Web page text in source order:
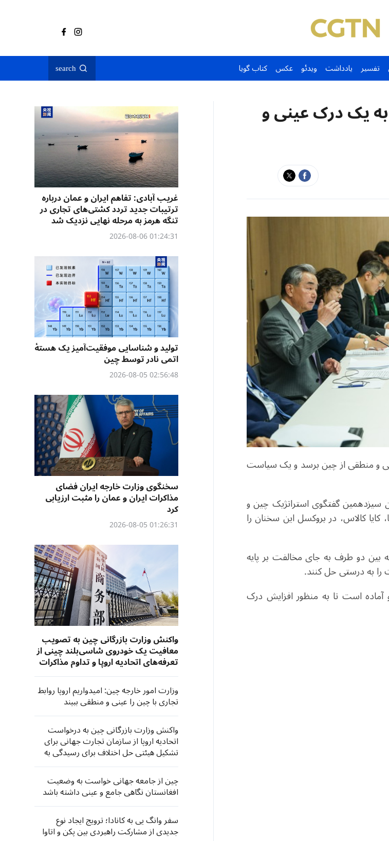
تفسیر یادداشت ویدئو عکس کتاب گویا search
به یک درک عینی و
و منطقی از چین برسد و یک سیاست
گفتگوی استراتژیک چین و
کایا کالاس، در بروکسل این سخنان را
بین دو طرف به جای مخالفت بر پایه
را به درستی حل کنند.
است تا به منظور افزایش درک
غریب آبادی: تفاهم ایران و عمان درباره
ترتیبات جدید تردد کشتی‌های تجاری در
تنگه هرمز به مرحله نهایی نزدیک شد
01:24:31 2026-08-06
تولید و شناسایی موفقیت‌آمیز یک هستهٔ
اتمی نادر توسط چین
02:56:48 2026-08-05
سخنگوی وزارت خارجه ایران فضای
مذاکرات ایران و عمان را مثبت ارزیابی
کرد
01:26:31 2026-08-05
واکنش وزارت بازرگانی چین به تصویب
معافیت یک خودروی شاسی‌بلند چینی از
تعرفه‌های اتحادیه اروپا و تداوم مذاکرات
تجاری با آمریکا
وزارت امور خارجه چین: امیدواریم اروپا روابط
تجاری با چین را عینی و منطقی ببیند
واکنش وزارت بازرگانی چین به درخواست
اتحادیه اروپا از سازمان تجارت جهانی برای
تشکیل هیئتی حل اختلاف برای رسیدگی به
مسائل تجاری چین و اروپا
چین از جامعه جهانی خواست به وضعیت
افغانستان نگاهی جامع و عینی داشته باشد​​
سفر وانگ یی به کانادا؛ ترویج ایجاد نوع
جدیدی از مشارکت راهبردی بین پکن و اتاوا